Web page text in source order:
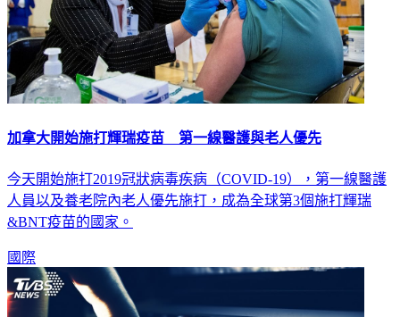
加拿大開始施打輝瑞疫苗 第一線醫護與老人優先
今天開始施打2019冠狀病毒疾病（COVID-19），第一線醫護
人員以及養老院內老人優先施打，成為全球第3個施打輝瑞
&BNT疫苗的國家。
國際